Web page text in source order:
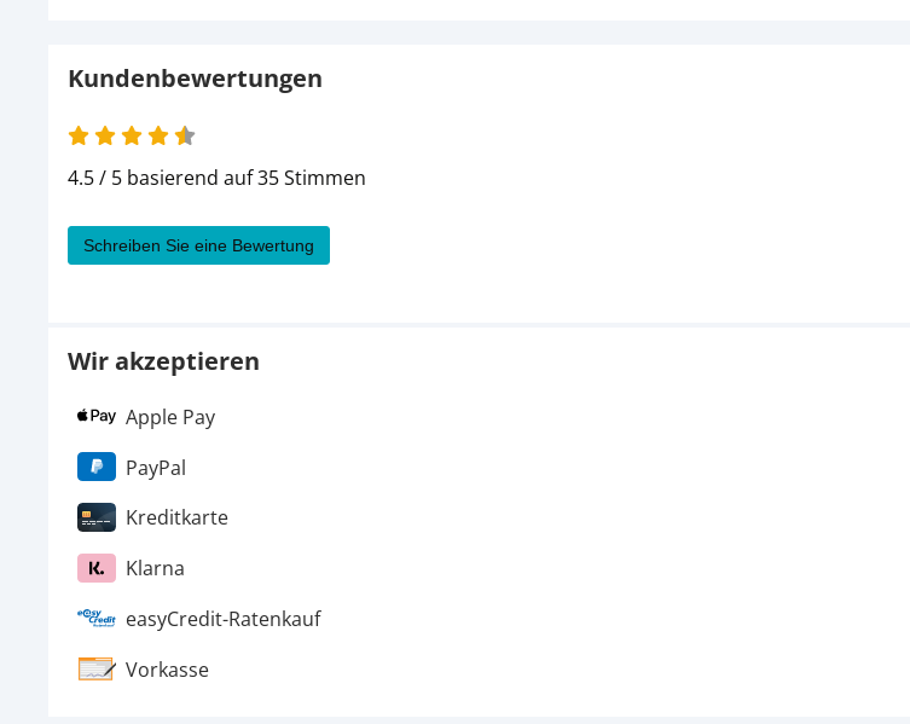
Kundenbewertungen
4.5 / 5 basierend auf 35 Stimmen
Schreiben Sie eine Bewertung
Wir akzeptieren
Apple Pay
PayPal
Kreditkarte
Klarna
easyCredit-Ratenkauf
Vorkasse